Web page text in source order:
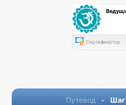
Сертификатор
Путевод • Шаг